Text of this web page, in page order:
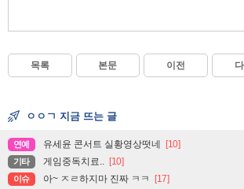
목록 본문 이전
ㅇㅇㄱ 지금 뜨는 글
연예 유세윤 콘서트 실황영상떳네 [10]
기타 게임중독치료.. [10]
이슈 아~ ㅈㄹ하지마 진짜 ㅋㅋ [17]